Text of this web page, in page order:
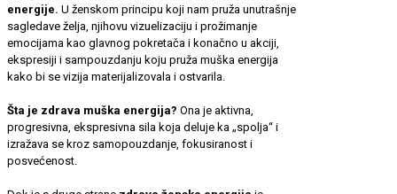
energije. U ženskom principu koji nam pruža unutrašnje
sagledave želja, njihovu vizuelizaciju i prožimanje
emocijama kao glavnog pokretača i konačno u akciji,
ekspresiji i sampouzdanju koju pruža muška energija
kako bi se vizija materijalizovala i ostvarila.
Šta je zdrava muška energija? Ona je aktivna,
progresivna, ekspresivna sila koja deluje ka „spolja“ i
izražava se kroz samopouzdanje, fokusiranost i
posvećenost.